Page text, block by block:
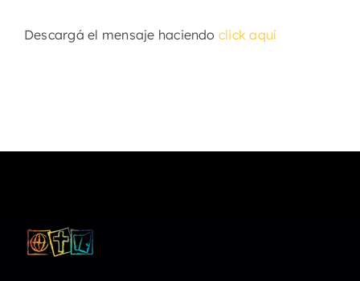
Descargá el mensaje haciendo click aquí